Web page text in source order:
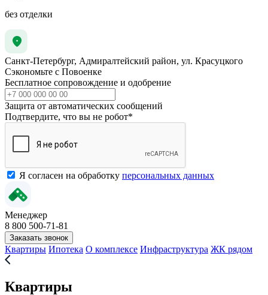
без отделки
Санкт-Петербург, Адмиралтейский район, ул. Красуцкого
Сэкономьте с Повоенке
Бесплатное сопровождение и одобрение
Защита от автоматических сообщений
Подтвердите, что вы не робот*
Я согласен на обработку персональных данных
Менеджер
8 800 500-71-81
Заказать звонок
Квартиры Ипотека О комплексе Инфраструктура ЖК рядом
Квартиры